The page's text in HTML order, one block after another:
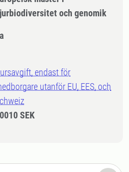
och genomik
endast för
utanför EU, EES, och
SEK